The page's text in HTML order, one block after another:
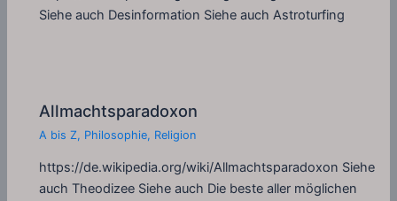
Siehe auch Desinformation Siehe auch Astroturfing
Allmachtsparadoxon
A bis Z, Philosophie, Religion
https://de.wikipedia.org/wiki/Allmachtsparadoxon Siehe
auch Theodizee Siehe auch Die beste aller möglichen